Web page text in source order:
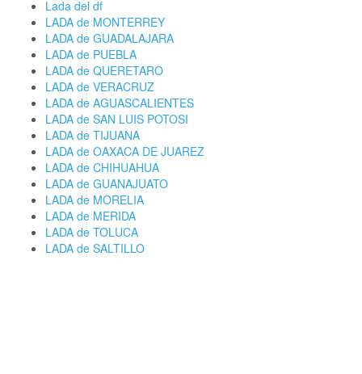
Lada del df
LADA de MONTERREY
LADA de GUADALAJARA
LADA de PUEBLA
LADA de QUERETARO
LADA de VERACRUZ
LADA de AGUASCALIENTES
LADA de SAN LUIS POTOSI
LADA de TIJUANA
LADA de OAXACA DE JUAREZ
LADA de CHIHUAHUA
LADA de GUANAJUATO
LADA de MORELIA
LADA de MERIDA
LADA de TOLUCA
LADA de SALTILLO